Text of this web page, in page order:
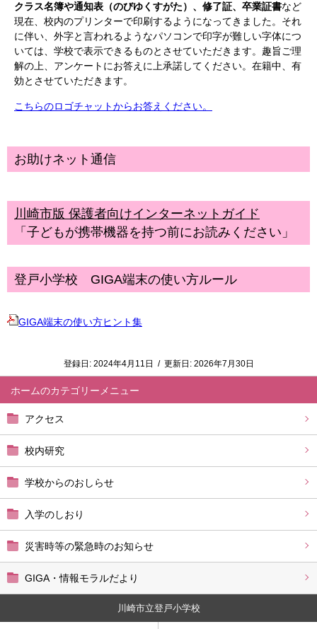
ホーム
アクセス
校内研究
学校からのおしらせ
入学のしおり
災害時等の緊急時のお知らせ
GIGA・情報モラルだより
クラス名簿や通知表（のびゆくすがた）、修了証、卒業証書など
現在、校内のプリンターで印刷するようになってきました。それ
に伴い、外字と言われるようなパソコンで印字が難しい字体につ
いては、学校で表示できるものとさせていただきます。趣旨ご理
解の上、アンケートにお答えに上承諾してください。在籍中、有
効とさせていただきます。
こちらのロゴチャットからお答えください。
お助けネット通信
川崎市版 保護者向けインターネットガイド
「子どもが携帯機器を持つ前にお読みください」
登戸小学校 GIGA端末の使い方ルール
GIGA端末の使い方ヒント集
登録日: 2024年4月11日 / 更新日: 2026年7月30日
川崎市立登戸小学校